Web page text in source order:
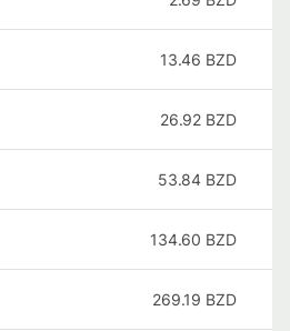
13.46 BZD
26.92 BZD
53.84 BZD
134.60 BZD
269.19 BZD